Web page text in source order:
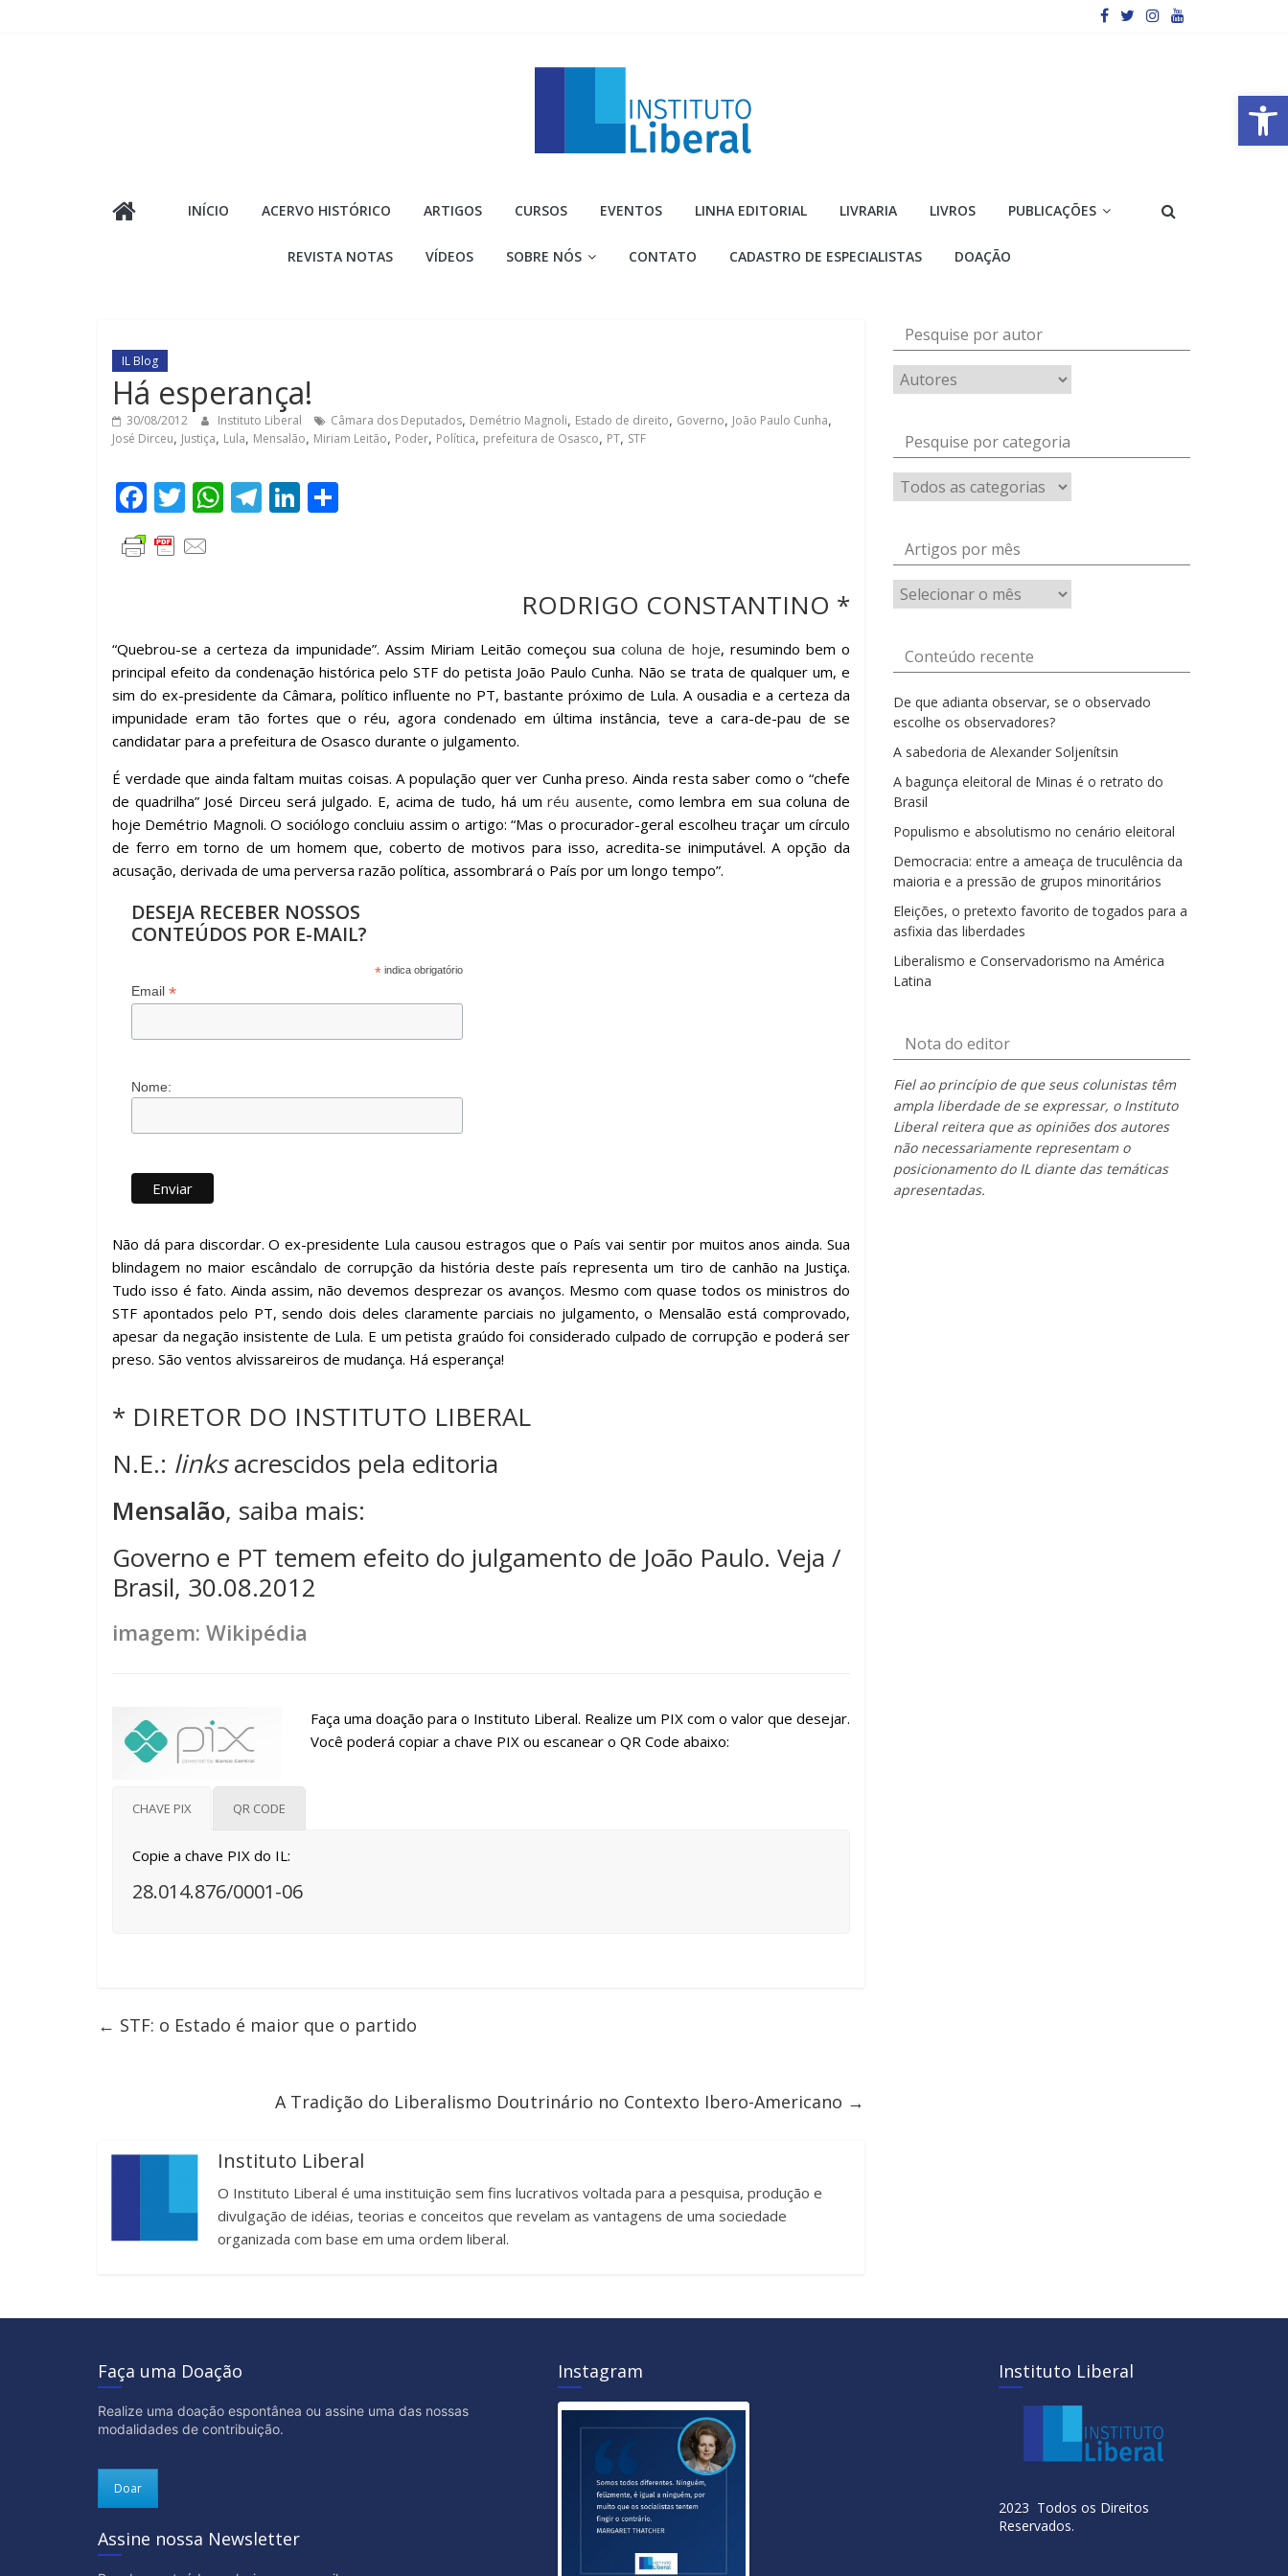
Barra de Ferramentas Aberta
Liberal
da
sociedade.
INÍCIO ACERVO HISTÓRICO ARTIGOS CURSOS EVENTOS LINHA EDITORIAL LIVRARIA LIVROS PUBLICAÇÕES
REVISTA NOTAS VÍDEOS SOBRE NÓS CONTATO CADASTRO DE ESPECIALISTAS DOAÇÃO
IL Blog
Há esperança!
30/08/2012 Instituto Liberal Câmara dos Deputados, Demétrio Magnoli, Estado de direito, Governo, João Paulo Cunha,
José Dirceu, Justiça, Lula, Mensalão, Miriam Leitão, Poder, Política, prefeitura de Osasco, PT, STF
F
ac
e
o
k
T
w
itt
W
p
p
T
m
Li
n til
h
ar
RODRIGO CONSTANTINO *
“Quebrou-se a certeza da impunidade”. Assim Miriam Leitão começou suacoluna de hoje, resumindo bem o
principal efeito da condenação histórica pelo STF do petista João Paulo Cunha. Não se trata de qualquer um, e
sim do ex-presidente da Câmara, político influente no PT, bastante próximo de Lula. A ousadia e a certeza da
impunidade eram tão fortes que o réu, agora condenado em última instância, teve a cara-de-pau de se
candidatar para a prefeitura de Osasco durante o julgamento.
É verdade que ainda faltam muitas coisas. A população quer ver Cunha preso. Ainda resta saber como o “chefe
de quadrilha” José Dirceu será julgado. E, acima de tudo, há umréu ausente, como lembra em sua coluna de
hoje Demétrio Magnoli. O sociólogo concluiu assim o artigo: “Mas o procurador-geral escolheu traçar um círculo
de ferro em torno de um homem que, coberto de motivos para isso, acredita-se inimputável. A opção da
acusação, derivada de uma perversa razão política, assombrará o País por um longo tempo”.
DESEJA RECEBER NOSSOS
CONTEÚDOS POR E-MAIL?
*indica obrigatório
Email *
Nome:
Não dá para discordar. O ex-presidente Lula causou estragos que o País vai sentir por muitos anos ainda. Sua
blindagem no maior escândalo de corrupção da história deste país representa um tiro de canhão na Justiça.
Tudo isso é fato. Ainda assim, não devemos desprezar os avanços. Mesmo com quase todos os ministros do
STF apontados pelo PT, sendo dois deles claramente parciais no julgamento, o Mensalão está comprovado,
apesar da negação insistente de Lula. E um petista graúdo foi considerado culpado de corrupção e poderá ser
preso. São ventos alvissareiros de mudança. Há esperança!
* DIRETOR DO INSTITUTO LIBERAL
N.E.: linksacrescidos pela editoria
Mensalão, saiba mais:
Governo e PT temem efeito do julgamento de João Paulo. Veja /
Brasil, 30.08.2012
imagem: Wikipédia
Faça uma doação para o Instituto Liberal. Realize um PIX com o valor que desejar.
Você poderá copiar a chave PIX ou escanear o QR Code abaixo:
CHAVE PIX QR CODE
Copie a chave PIX do IL:
28.014.876/0001-06
← STF: o Estado é maior que o partido
A Tradição do Liberalismo Doutrinário no Contexto Ibero-Americano →
Instituto Liberal
O Instituto Liberal é uma instituição sem fins lucrativos voltada para a pesquisa, produção e
divulgação de idéias, teorias e conceitos que revelam as vantagens de uma sociedade
organizada com base em uma ordem liberal.
Pesquise por autor
Pesquise por categoria
Artigos por mês
Artigos
por
Conteúdo recente
De que adianta observar, se o observado
escolhe os observadores?
A sabedoria de Alexander Soljenítsin
A bagunça eleitoral de Minas é o retrato do
Brasil
Populismo e absolutismo no cenário eleitoral
Democracia: entre a ameaça de truculência da
maioria e a pressão de grupos minoritários
Eleições, o pretexto favorito de togados para a
asfixia das liberdades
Liberalismo e Conservadorismo na América
Latina
Nota do editor
Fiel ao princípio de que seus colunistas têm
ampla liberdade de se expressar, o Instituto
Liberal reitera que as opiniões dos autores
não necessariamente representam o
posicionamento do IL diante das temáticas
apresentadas.
Faça uma Doação
Realize uma doação espontânea ou assine uma das nossas
modalidades de contribuição.
Doar
Assine nossa Newsletter
Instagram Instituto Liberal
2023 Todos os Direitos
Reservados.